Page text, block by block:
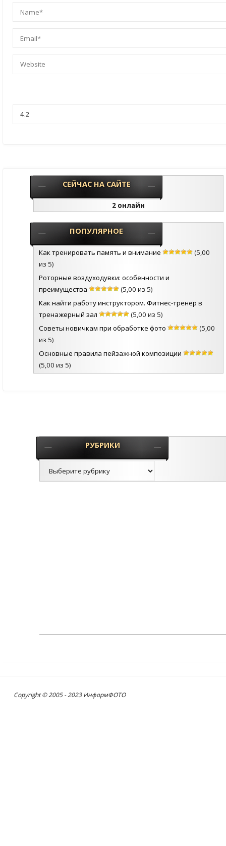
СЕЙЧАС НА САЙТЕ
2 онлайн
ПОПУЛЯРНОЕ
Как тренировать память и внимание
(5,00
из 5)
Роторные воздуходувки: особенности и
преимущества
(5,00 из 5)
Как найти работу инструктором. Фитнес-тренер в
тренажерный зал
(5,00 из 5)
Советы новичкам при обработке фото
(5,00
из 5)
Основные правила пейзажной композиции
(5,00 из 5)
РУБРИКИ
Copyright © 2005 - 2023 ИнформФОТО